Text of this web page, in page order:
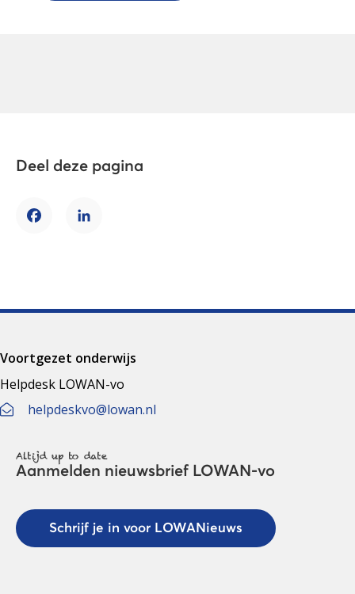
Deel deze pagina
FacebookLinkedIn
Voortgezet onderwijs
Helpdesk LOWAN-vo
helpdeskvo@lowan.nl
Altijd up to date
Aanmelden nieuwsbrief LOWAN-vo
Schrijf je in voor LOWANieuws